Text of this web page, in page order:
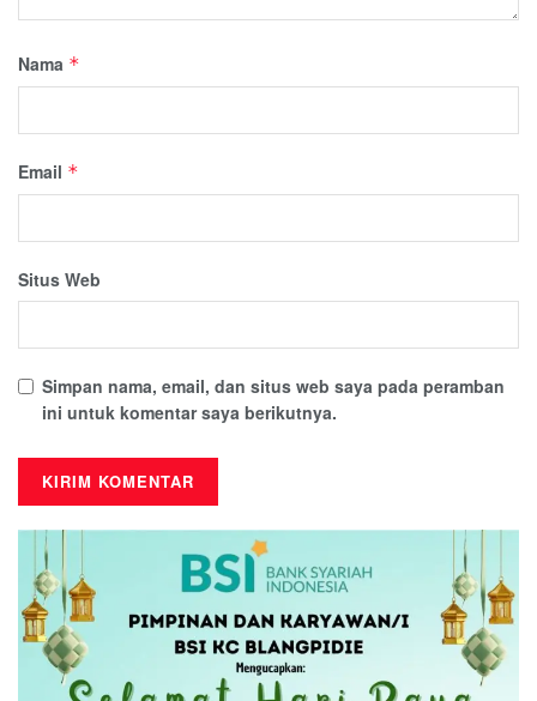
Nama *
Email *
Situs Web
Simpan nama, email, dan situs web saya pada peramban
ini untuk komentar saya berikutnya.